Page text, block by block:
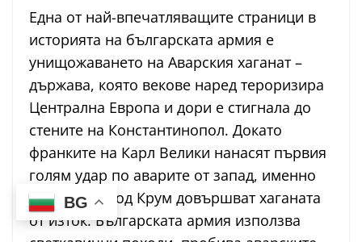
Една от най-впечатляващите страници в
историята на българската армия е
унищожаването на Аварския хаганат –
държава, която векове наред тероризира
Централна Европа и дори е стигнала до
стените на Константинопол. Докато
франките на Карл Велики нанасят първия
голям удар по аварите от запад, именно
българите под Крум довършват хаганата
от изток. Българската армия използва
BG